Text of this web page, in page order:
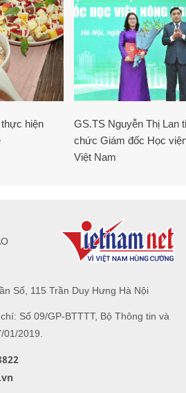
hiện
GS.TS Nguyễn Thị Lan
chức Giám đốc Học
Việt Nam
Số, 115 Trần Duy Hưng Hà Nội
Số 09/GP-BTTTT, Bộ Thông tin và
01/2019.